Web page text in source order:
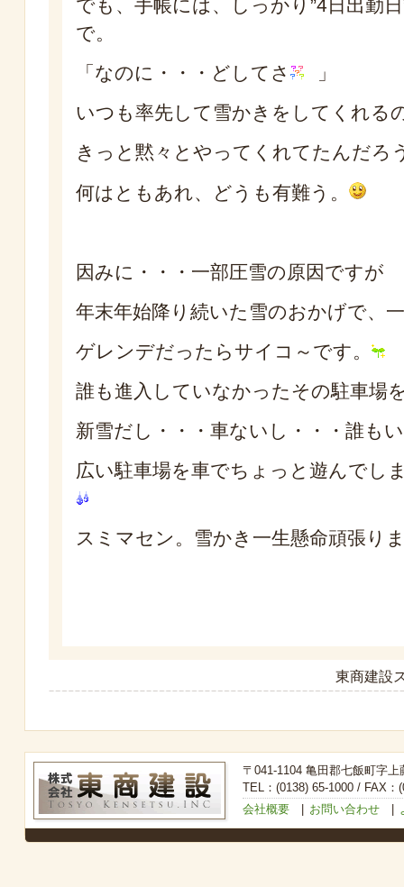
でも、手帳には、しっかり”4日出勤
で。
「なのに・・・どしてさ
」
いつも率先して雪かきをしてくれる
きっと黙々とやってくれてたんだろ
何はともあれ、どうも有難う。
因みに・・・一部圧雪の原因ですが
年末年始降り続いた雪のおかげで、
ゲレンデだったらサイコ～です。
誰も進入していなかったその駐車場
新雪だし・・・車ないし・・・誰も
広い駐車場を車でちょっと遊んでし
スミマセン。雪かき一生懸命頑張り
東商建設
〒041-1104 亀田郡七飯町字上
TEL：(0138) 65-1000 / FAX：
会社概要| お問い合わせ|